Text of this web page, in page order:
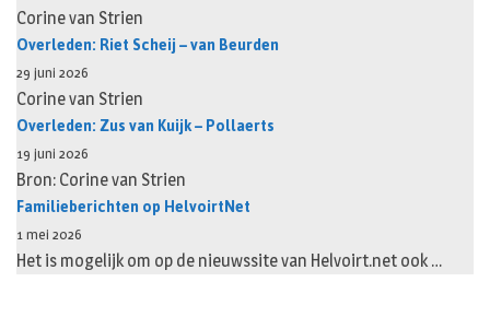
Corine van Strien
Overleden: Riet Scheij – van Beurden
29 juni 2026
Corine van Strien
Overleden: Zus van Kuijk – Pollaerts
19 juni 2026
Bron: Corine van Strien
Familieberichten op HelvoirtNet
1 mei 2026
Het is mogelijk om op de nieuwssite van Helvoirt.net ook …